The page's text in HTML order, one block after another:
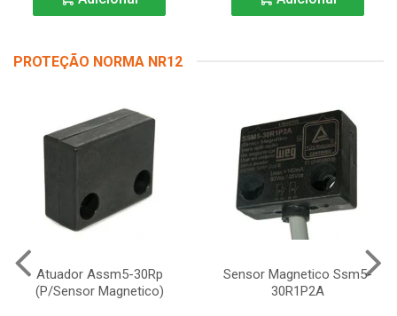
PROTEÇÃO NORMA NR12
Atuador Assm5-30Rp
(P/Sensor Magnetico)
Sensor Magnetico Ssm5-
30R1P2A